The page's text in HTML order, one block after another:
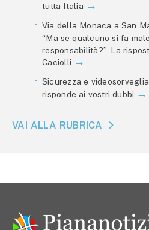
tutta Italia
Via della Monaca a San
“Ma se qualcuno si fa
responsabilità?”. La
Caciolli
Sicurezza e
risponde ai vostri dubbi
VAI ALLA RUBRICA